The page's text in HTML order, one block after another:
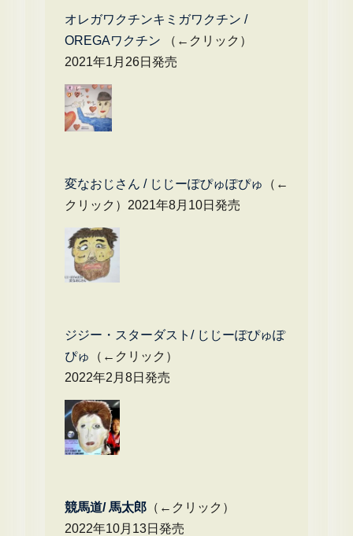
オレガワクチンキミガワクチン /
OREGAワクチン （←クリック）
2021年1月26日発売
変なおじさん / じじーぽぴゅぽぴゅ
（←
クリック）2021年8月10日発売
ジジー・スターダスト/ じじーぽぴゅぽ
ぴゅ
（←クリック）
2022年2月8日発売
競馬道/ 馬太郎（←クリック）
2022年10月13日発売